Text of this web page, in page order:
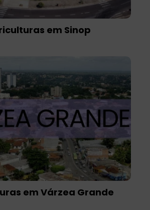
em Sinop
em Várzea Grande